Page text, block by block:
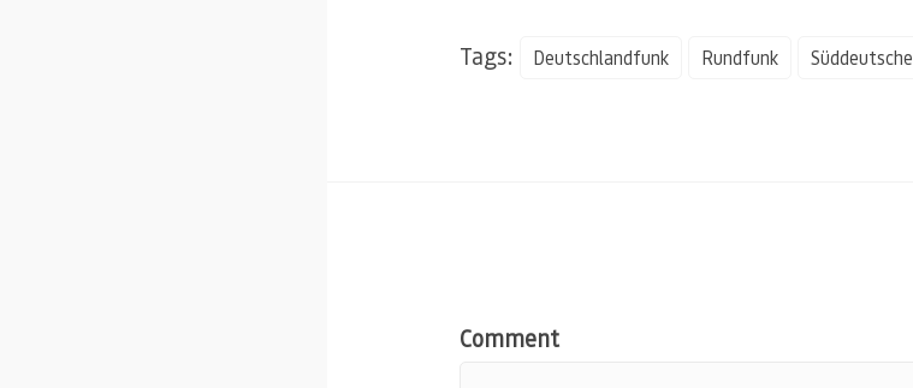
Tags: Deutschlandfunk Rundfunk Süddeutsche
Comment